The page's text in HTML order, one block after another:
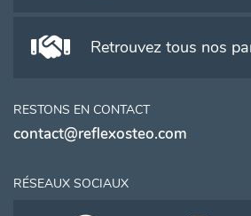
Retrouvez tous nos
RESTONS EN CONTACT
contact@reflexosteo.com
RÉSEAUX SOCIAUX